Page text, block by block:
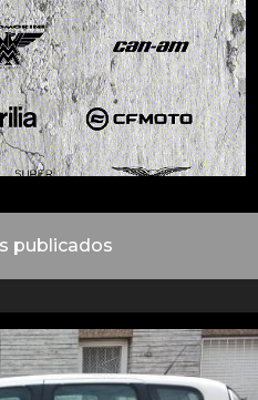
publicados